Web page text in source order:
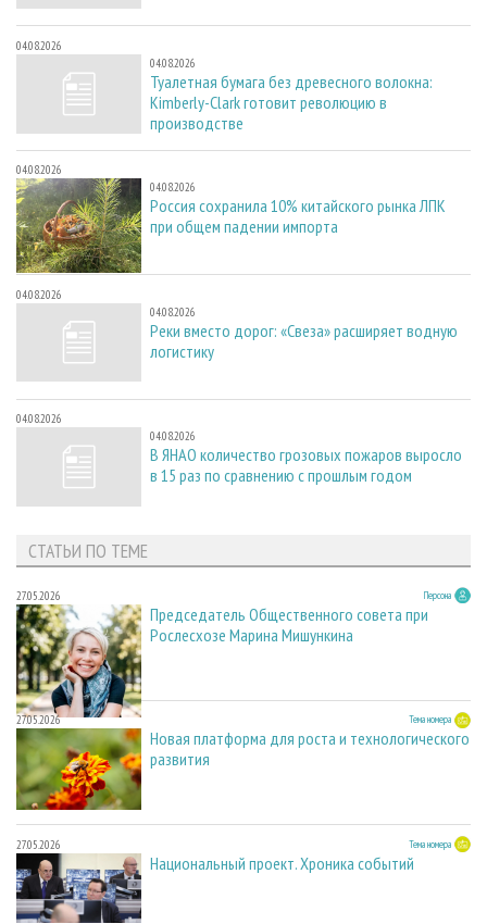
04.08.2026
04.08.2026
Туалетная бумага без древесного волокна:
Kimberly-Clark готовит революцию в
производстве
04.08.2026
04.08.2026
Россия сохранила 10% китайского рынка ЛПК
при общем падении импорта
04.08.2026
04.08.2026
Реки вместо дорог: «Свеза» расширяет водную
логистику
04.08.2026
04.08.2026
В ЯНАО количество грозовых пожаров выросло
в 15 раз по сравнению с прошлым годом
СТАТЬИ ПО ТЕМЕ
27.05.2026 Персона
Председатель Общественного совета при
Рослесхозе Марина Мишункина
27.05.2026 Тема номера
Новая платформа для роста и технологического
развития
27.05.2026 Тема номера
Национальный проект. Хроника событий